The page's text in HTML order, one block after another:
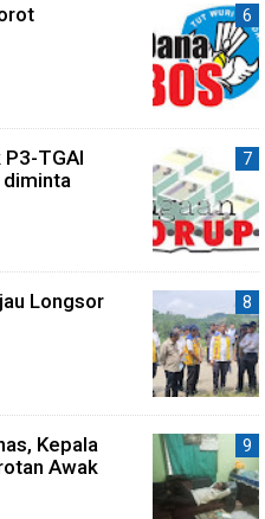
P3-TGAI
diminta
Longsor
Kepala
Awak